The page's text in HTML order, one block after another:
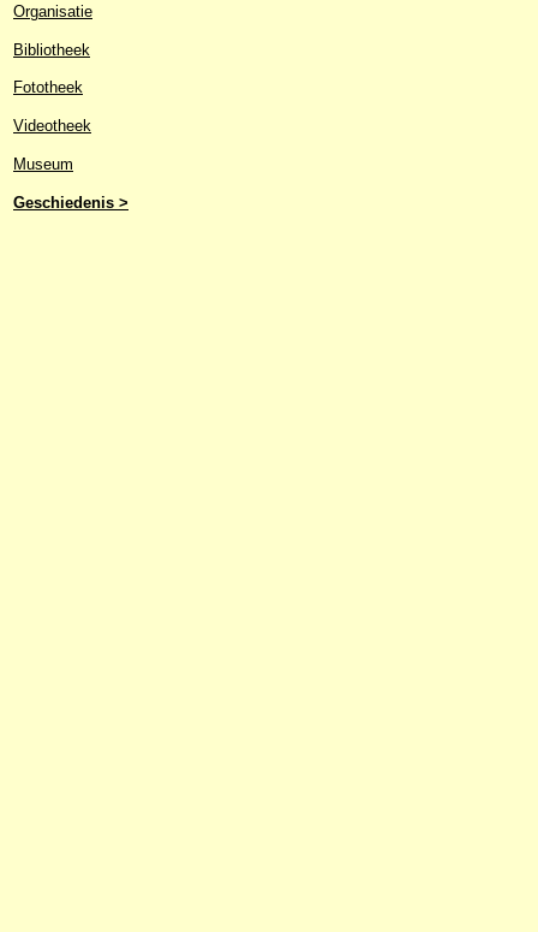
Organisatie
Bibliotheek
Fototheek
Videotheek
Museum
Geschiedenis >